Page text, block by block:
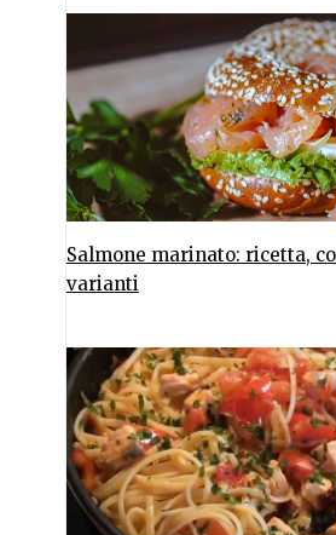
Salmone marinato: ricetta,
varianti